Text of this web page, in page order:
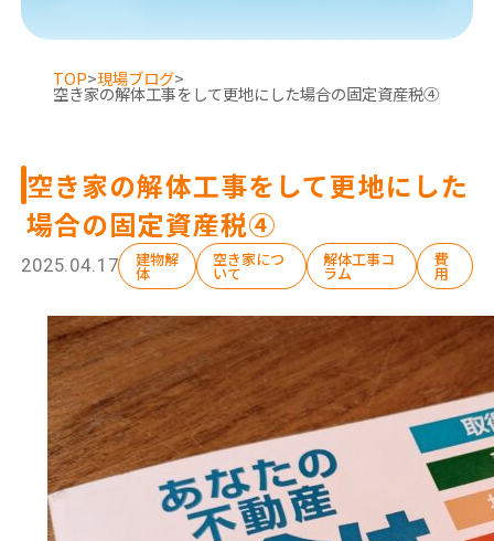
選ばれる理由
解体工事の流れ
会社概要
TOP>現場ブログ>
空き家の解体工事をして更地にした場合の固定資産税④
空き家の解体工事をして更地にした
場合の固定資産税④
2025.04.17 建物解
体
空き家につ
いて
解体工事コ
ラム
費
用